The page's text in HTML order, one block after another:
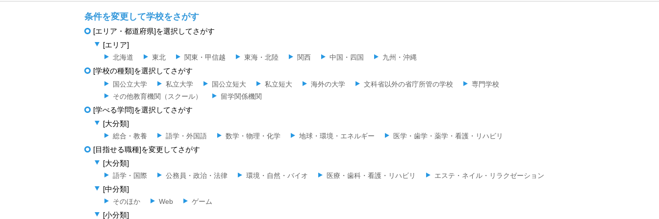
条件を変更して学校をさがす
[エリア・都道府県]を選択してさがす
[エリア]
北海道 東北 関東・甲信越 東海・北陸 関西 中国・四国 九州・沖縄
[学校の種類]を選択してさがす
国公立大学 私立大学 国公立短大 私立短大 海外の大学 文科省以外の省庁所管の学校
専門学校
その他教育機関（スクール）
留学関係機関
[学べる学問]を選択してさがす
[大分類]
総合・教養 語学・外国語 数学・物理・化学 地球・環境・エネルギー 医学・歯学・薬学・看護・リハビリ
[目指せる職種]を変更してさがす
[大分類]
語学・国際 公務員・政治・法律 環境・自然・バイオ 医療・歯科・看護・リハビリ エステ・ネイル・リラクゼーション
[中分類]
そのほか Web ゲーム
[小分類]